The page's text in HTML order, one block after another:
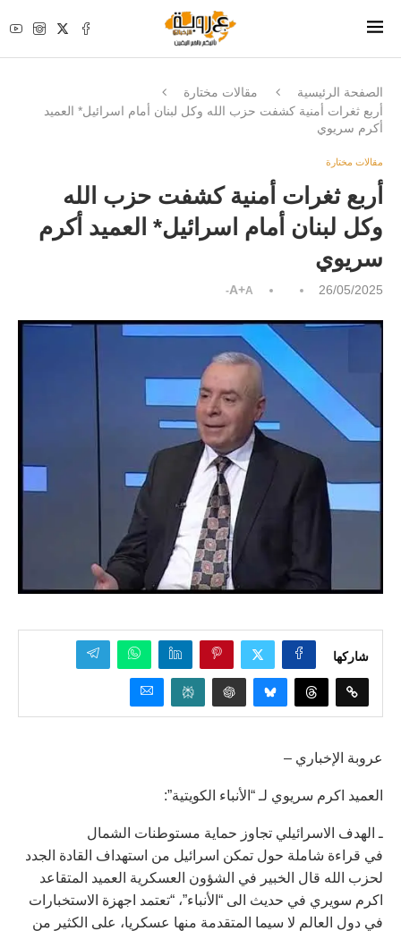
الصفحة الرئيسية
مقالات مختارة
أربع ثغرات أمنية كشفت حزب الله وكل لبنان أمام اسرائيل* العميد
أكرم سريوي
مقالات مختارة
أربع ثغرات أمنية كشفت حزب الله
وكل لبنان أمام اسرائيل* العميد أكرم
سريوي
26/05/2025
A+A-
شاركها
عروبة الإخباري –
العميد اكرم سريوي لـ “الأنباء الكويتية”:
ـ الهدف الاسرائيلي تجاوز حماية مستوطنات الشمال
في قراءة شاملة حول تمكن اسرائيل من استهداف القادة الجدد
لحزب الله قال الخبير في الشؤون العسكرية العميد المتقاعد
اكرم سويري في حديث الى “الأنباء”، “تعتمد اجهزة الاستخبارات
في دول العالم لا سيما المتقدمة منها عسكريا، على الكثير من